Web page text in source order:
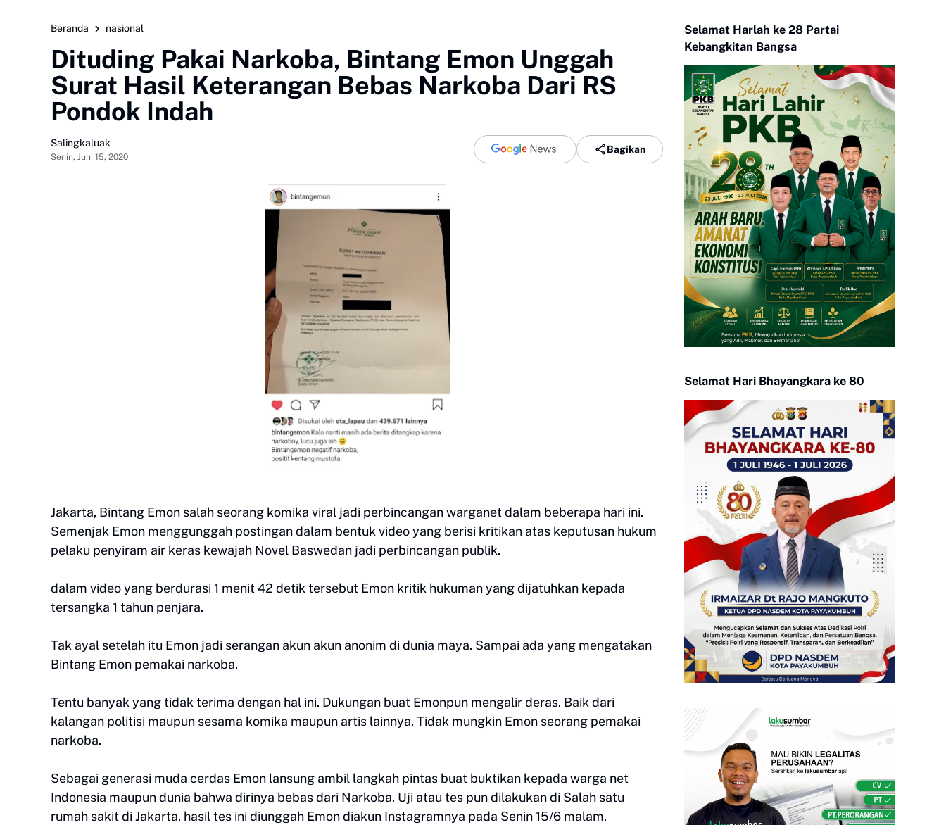
Beranda nasional
Dituding Pakai Narkoba, Bintang Emon Unggah
Surat Hasil Keterangan Bebas Narkoba Dari RS
Pondok Indah
Salingkaluak
Senin, Juni 15, 2020
Bagikan
Jakarta, Bintang Emon salah seorang komika viral jadi perbincangan warganet dalam beberapa hari ini.
Semenjak Emon menggunggah postingan dalam bentuk video yang berisi kritikan atas keputusan hukum
pelaku penyiram air keras kewajah Novel Baswedan jadi perbincangan publik.
dalam video yang berdurasi 1 menit 42 detik tersebut Emon kritik hukuman yang dijatuhkan kepada
tersangka 1 tahun penjara.
Tak ayal setelah itu Emon jadi serangan akun akun anonim di dunia maya. Sampai ada yang mengatakan
Bintang Emon pemakai narkoba.
Tentu banyak yang tidak terima dengan hal ini. Dukungan buat Emonpun mengalir deras. Baik dari
kalangan politisi maupun sesama komika maupun artis lainnya. Tidak mungkin Emon seorang pemakai
narkoba.
Sebagai generasi muda cerdas Emon lansung ambil langkah pintas buat buktikan kepada warga net
Indonesia maupun dunia bahwa dirinya bebas dari Narkoba. Uji atau tes pun dilakukan di Salah satu
rumah sakit di Jakarta. hasil tes ini diunggah Emon diakun Instagramnya pada Senin 15/6 malam.
Selamat Harlah ke 28 Partai
Kebangkitan Bangsa
Selamat Hari Bhayangkara ke 80